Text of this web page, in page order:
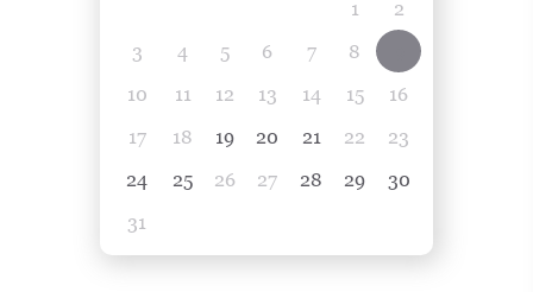
1
2
3
4 5 6 7 8
10
11 12 13 14 15
16
17
18 19 20 21 22
23
24
25 26 27 28 29
30
31